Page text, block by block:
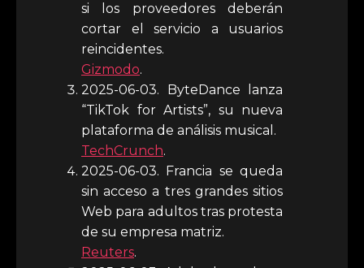
si los proveedores deberán
cortar el servicio a usuarios
reincidentes.
Gizmodo.
2025-06-03. ByteDance lanza
“TikTok for Artists”, su nueva
plataforma de análisis musical.
TechCrunch.
2025-06-03. Francia se queda
sin acceso a tres grandes sitios
Web para adultos tras protesta
de su empresa matriz.
Reuters.